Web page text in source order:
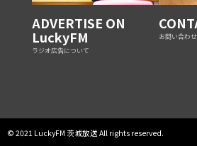
ADVERTISE ON
LuckyFM
ラジオ広告について
お問い合わせ
© 2021 LuckyFM 茨城放送 All rights reserved.